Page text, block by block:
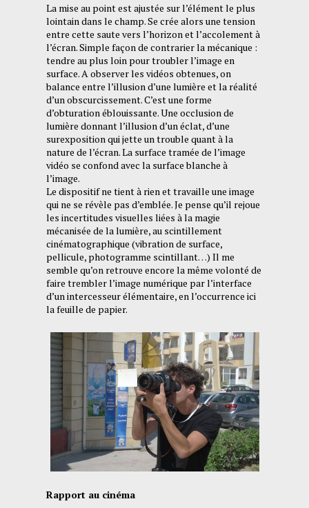
La mise au point est ajustée sur l’élément le plus
lointain dans le champ. Se crée alors une tension
entre cette saute vers l’horizon et l’accolement à
l’écran. Simple façon de contrarier la mécanique :
tendre au plus loin pour troubler l’image en
surface. A observer les vidéos obtenues, on
balance entre l’illusion d’une lumière et la réalité
d’un obscurcissement. C’est une forme
d’obturation éblouissante. Une occlusion de
lumière donnant l’illusion d’un éclat, d’une
surexposition qui jette un trouble quant à la
nature de l’écran. La surface tramée de l’image
vidéo se confond avec la surface blanche à
l’image.
Le dispositif ne tient à rien et travaille une image
qui ne se révèle pas d’emblée. Je pense qu’il rejoue
les incertitudes visuelles liées à la magie
mécanisée de la lumière, au scintillement
cinématographique (vibration de surface,
pellicule, photogramme scintillant…) Il me
semble qu’on retrouve encore la même volonté de
faire trembler l’image numérique par l’interface
d’un intercesseur élémentaire, en l’occurrence ici
la feuille de papier.
Rapport au cinéma